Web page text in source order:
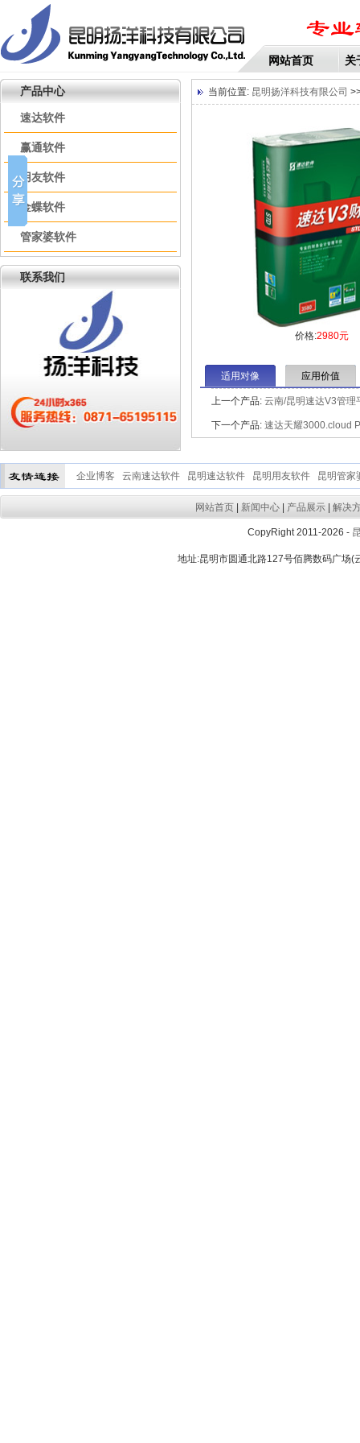
网站首页 关
产品中心
速达软件
赢通软件
用友软件
金蝶软件
管家婆软件
联系我们
当前位置: 昆明扬洋科技有限公司
价格:2980元
适用对像 应用价值
上一个产品:云南/昆明速达V3管理
下一个产品:速达天耀3000.cloud
企业博客 云南速达软件 昆明速达软件 昆明用友软件 昆明管家
网站首页 新闻中心 产品展示 解决
CopyRight 2011-2026 -
地址:昆明市圆通北路127号佰腾数码广